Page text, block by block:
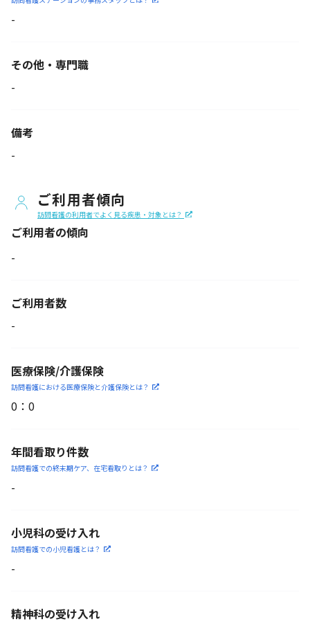
-
その他・専門職
-
備考
-
ご利用者傾向
訪問看護の利用者でよく見る疾患・対象とは？
ご利用者の傾向
-
ご利用者数
-
医療保険/介護保険
訪問看護における医療保険と介護保険とは？
0 ： 0
年間看取り件数
訪問看護での終末期ケア、 在宅看取りとは？
-
小児科の受け入れ
訪問看護での小児看護とは？
-
精神科の受け入れ